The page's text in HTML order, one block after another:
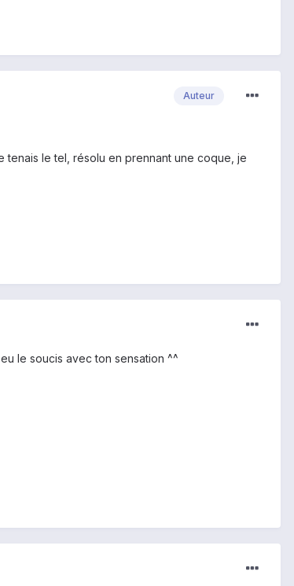
Auteur
tenais le tel, résolu en prennant une coque, je
le soucis avec ton sensation ^^